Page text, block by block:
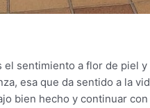
sentimiento a flor de piel
esa que da sentido a la
bien hecho y continuar